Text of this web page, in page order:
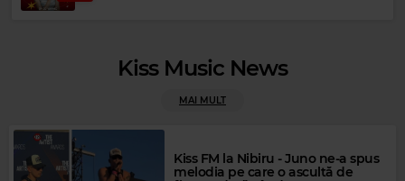
Magic FM
Kiss Music News
MAI MULT
Kiss FM la Nibiru - Juno ne-a spus
melodia pe care o ascultă de